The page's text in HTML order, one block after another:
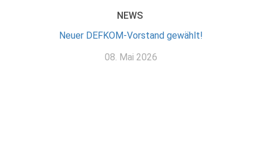
NEWS
Neuer DEFKOM-Vorstand gewählt!
08. Mai 2026